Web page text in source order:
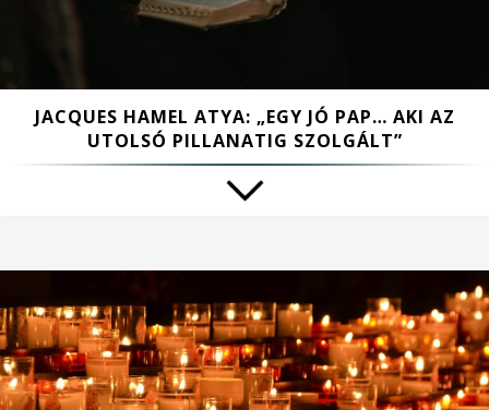
JACQUES HAMEL ATYA: „EGY JÓ PAP… AKI AZ
UTOLSÓ PILLANATIG SZOLGÁLT”